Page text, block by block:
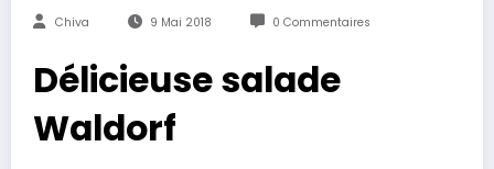
Chiva 9 Mai 2018 0 Commentaires
Délicieuse salade
Waldorf